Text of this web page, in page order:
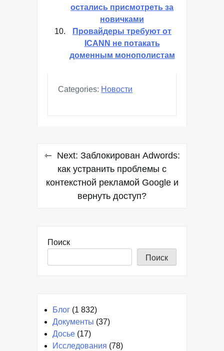
остались присмотреть за
новичками
Провайдеры требуют от
ICANN не потакать
доменным монополистам
Categories: Новости
Навигация
записям
Next: Заблокирован Adwords:
как устранить проблемы с
контекстной рекламой Google и
вернуть доступ?
Поиск
Поиск
Блог (1 832)
Документы (37)
Досье (17)
Исследования (78)